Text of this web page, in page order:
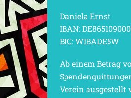
Daniela Ernst
IBAN:
BIC: WIBADE5W
Ab einem Betrag
Verein ausgestellt